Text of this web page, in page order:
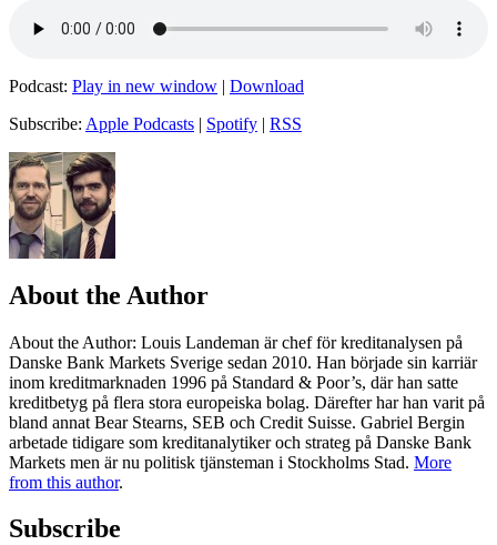
Podcast: Play in new window | Download
Subscribe: Apple Podcasts | Spotify | RSS
About the Author
About the Author: Louis Landeman är chef för kreditanalysen på
Danske Bank Markets Sverige sedan 2010. Han började sin karriär
inom kreditmarknaden 1996 på Standard & Poor’s, där han satte
kreditbetyg på flera stora europeiska bolag. Därefter har han varit på
bland annat Bear Stearns, SEB och Credit Suisse. Gabriel Bergin
arbetade tidigare som kreditanalytiker och strateg på Danske Bank
Markets men är nu politisk tjänsteman i Stockholms Stad. More
from this author.
Subscribe